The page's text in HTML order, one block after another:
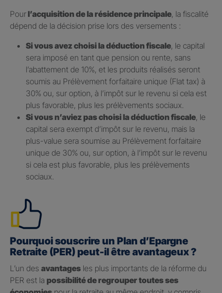
Pourl’acquisition de la résidence principale, la fiscalité
dépend de la décision prise lors des versements :
Si vous avez choisi la déduction fiscale, le capital
sera imposé en tant que pension ou rente, sans
l’abattement de 10%, et les produits réalisés seront
soumis au Prélèvement forfaitaire unique (Flat tax) à
30% ou, sur option, à l’impôt sur le revenu si cela est
plus favorable, plus les prélèvements sociaux.
Si vous n’aviez pas choisi la déduction fiscale, le
capital sera exempt d’impôt sur le revenu, mais la
plus-value sera soumise au Prélèvement forfaitaire
unique de 30% ou, sur option, à l’impôt sur le revenu
si cela est plus favorable, plus les prélèvements
sociaux.
Pourquoi souscrire un Plan d’Epargne
Retraite (PER) peut-il être avantageux ?
L’un des avantages les plus importants de la réforme du
PER est la possibilité de regrouper toutes ses